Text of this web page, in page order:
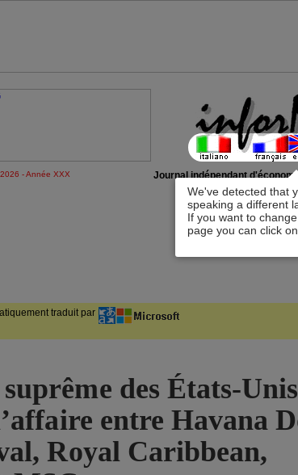
We've detected that
speaking a different
If you want to
page you can click
- Année XXX Journal indépendant
traduit par
des États-
entre Havana
Royal Caribbean,